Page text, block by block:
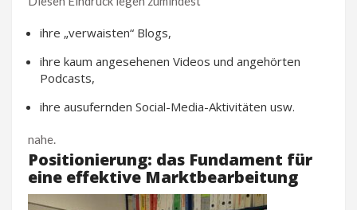
ihre „verwaisten“ Blogs,
ihre kaum angesehenen Videos und angehörten
Podcasts,
ihre ausufernden Social-Media-Aktivitäten usw.
nahe.
Positionierung: das Fundament für
eine effektive Marktbearbeitung